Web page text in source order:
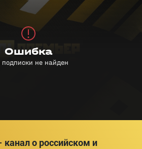
о российском и